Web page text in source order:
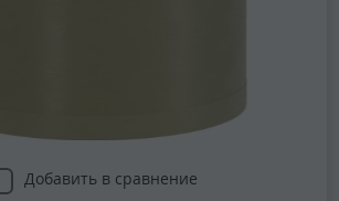
Добавить в сравнение